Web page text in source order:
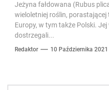
Jeżyna fałdowana (Rubus
wieloletniej roślin, porastającej
Europy, w tym także Polski.
dostrzegali...
Redaktor 10 Października 2021